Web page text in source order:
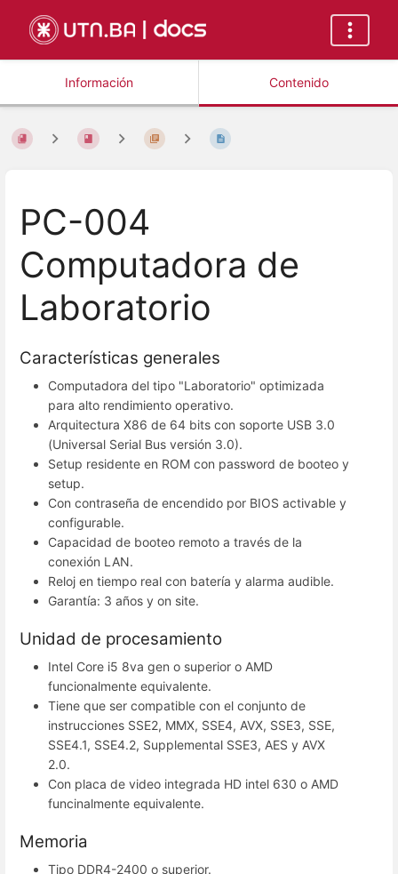
Información Contenido
PC-004
Computadora de
Laboratorio
Características generales
Computadora del tipo "Laboratorio" optimizada
para alto rendimiento operativo.
Arquitectura X86 de 64 bits con soporte USB 3.0
(Universal Serial Bus versión 3.0).
Setup residente en ROM con password de booteo y
setup.
Con contraseña de encendido por BIOS activable y
configurable.
Capacidad de booteo remoto a través de la
conexión LAN.
Reloj en tiempo real con batería y alarma audible.
Garantía: 3 años y on site.
Unidad de procesamiento
Intel Core i5 8va gen o superior o AMD
funcionalmente equivalente.
Tiene que ser compatible con el conjunto de
instrucciones SSE2, MMX, SSE4, AVX, SSE3, SSE,
SSE4.1, SSE4.2, Supplemental SSE3, AES y AVX
2.0.
Con placa de video integrada HD intel 630 o AMD
funcinalmente equivalente.
Memoria
Tipo DDR4-2400 o superior.